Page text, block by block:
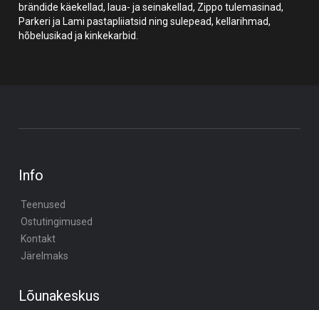
brändide käekellad, laua- ja seinakellad, Zippo tulemasinad,
Parkeri ja Lami pastapliiatsid ning sulepead, kellarihmad,
hõbelusikad ja kinkekarbid.
Info
Teenused
Ostutingimused
Kontakt
Järelmaks
Lõunakeskus